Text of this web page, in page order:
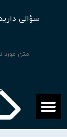
سؤالی دارید؟